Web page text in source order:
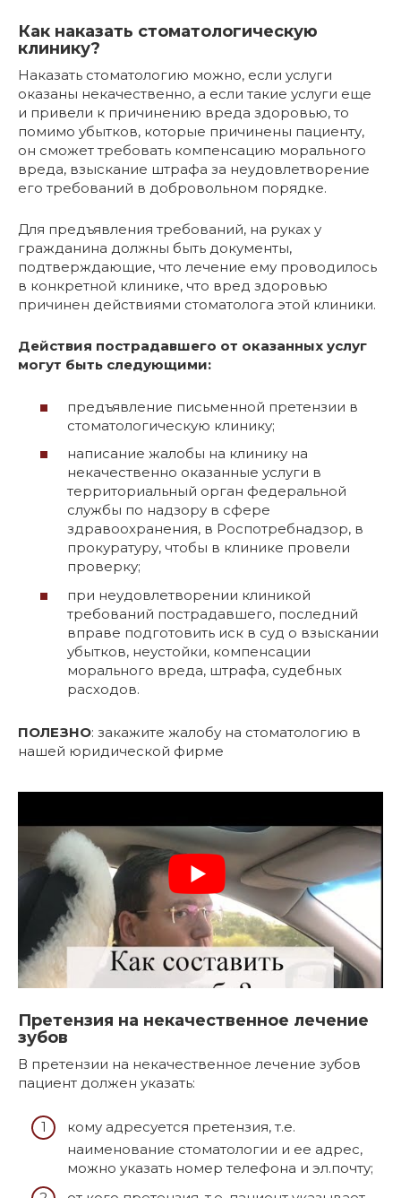
Как наказать стоматологическую
клинику?
Наказать стоматологию можно, если услуги
оказаны некачественно, а если такие услуги еще
и привели к причинению вреда здоровью, то
помимо убытков, которые причинены пациенту,
он сможет требовать компенсацию морального
вреда, взыскание штрафа за неудовлетворение
его требований в добровольном порядке.
Для предъявления требований, на руках у
гражданина должны быть документы,
подтверждающие, что лечение ему проводилось
в конкретной клинике, что вред здоровью
причинен действиями стоматолога этой клиники.
Действия пострадавшего от оказанных услуг
могут быть следующими:
предъявление письменной претензии в
стоматологическую клинику;
написание жалобы на клинику на
некачественно оказанные услуги в
территориальный орган федеральной
службы по надзору в сфере
здравоохранения, в Роспотребнадзор, в
прокуратуру, чтобы в клинике провели
проверку;
при неудовлетворении клиникой
требований пострадавшего, последний
вправе подготовить иск в суд о взыскании
убытков, неустойки, компенсации
морального вреда, штрафа, судебных
расходов.
ПОЛЕЗНО: закажите жалобу на стоматологию в
нашей юридической фирме
Претензия на некачественное лечение
зубов
В претензии на некачественное лечение зубов
пациент должен указать:
кому адресуется претензия, т.е.
наименование стоматологии и ее адрес,
можно указать номер телефона и эл.почту;